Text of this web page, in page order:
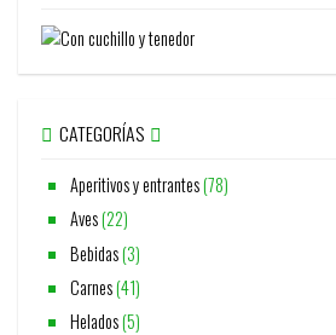
CATEGORÍAS
Aperitivos y entrantes(78)
Aves(22)
Bebidas(3)
Carnes(41)
Helados(5)